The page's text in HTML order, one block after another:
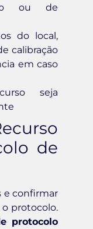
ou de
do local,
calibração
em caso
seja
de
e confirmar
protocolo.
protocolo